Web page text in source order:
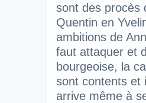
sont des procès
Quentin en
ambitions de
faut attaquer et
bourgeoise, la
sont contents et
arrive même à